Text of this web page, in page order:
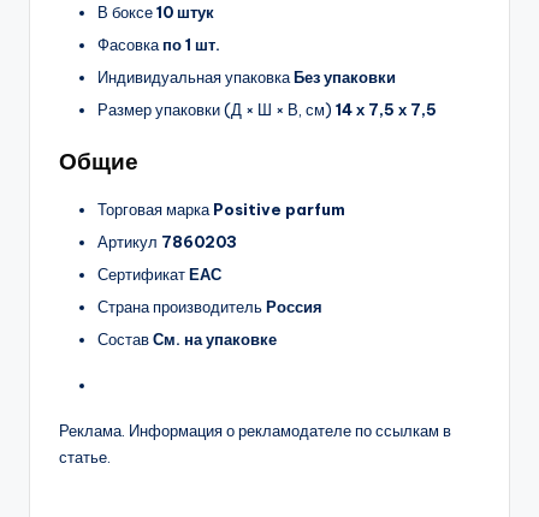
В боксе10 штук
Фасовкапо 1 шт.
Индивидуальная упаковкаБез упаковки
Размер упаковки (Д × Ш × В, см) 14 х 7,5 х 7,5
Общие
Торговая марка Positive parfum
Артикул 7860203
СертификатЕАС
Страна производительРоссия
СоставСм. на упаковке
Реклама. Информация о рекламодателе по ссылкам в
статье.